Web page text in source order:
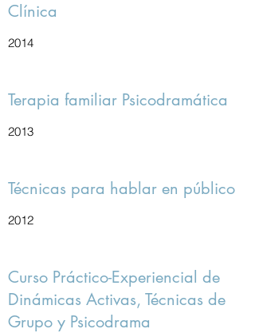
Clínica
2014
Terapia familiar Psicodramática
2013
Técnicas para hablar en público
2012
Curso Práctico-Experiencial de
Dinámicas Activas, Técnicas de
Grupo y Psicodrama